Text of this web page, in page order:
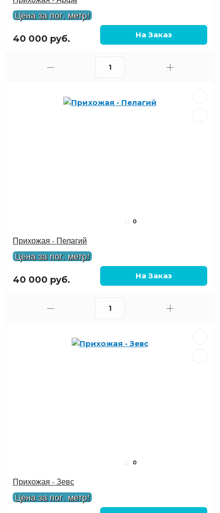
Цена за пог. метр!
40 000 руб.
0
Прихожая - Пелагий
Цена за пог. метр!
40 000 руб.
0
Прихожая - Зевс
Цена за пог. метр!